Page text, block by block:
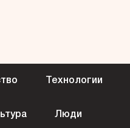
Технологии
Люди